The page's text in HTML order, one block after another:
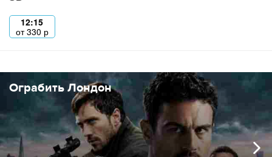
12:15
от330 р
Ограбить Лондон